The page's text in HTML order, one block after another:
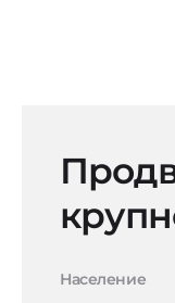
Население